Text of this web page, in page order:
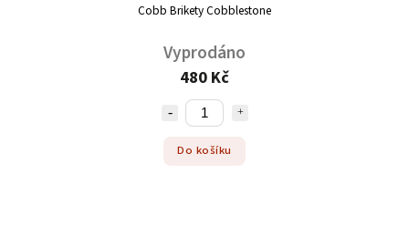
Cobb Brikety Cobblestone
Vyprodáno
480 Kč
Do košíku